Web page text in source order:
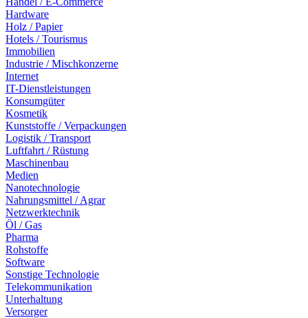
Hardware
Holz / Papier
Hotels / Tourismus
Immobilien
Industrie / Mischkonzerne
Internet
IT-Dienstleistungen
Konsumgüter
Kosmetik
Kunststoffe / Verpackungen
Logistik / Transport
Luftfahrt / Rüstung
Maschinenbau
Medien
Nanotechnologie
Nahrungsmittel / Agrar
Netzwerktechnik
Öl / Gas
Pharma
Rohstoffe
Software
Sonstige Technologie
Telekommunikation
Unterhaltung
Versorger